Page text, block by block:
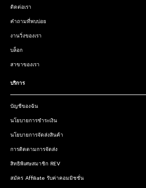
ติดต่อเรา
คำถามที่พบบ่อย
งานวิ่งของเรา
บล็อก
สาขาของเรา
บริการ
บัญชีของฉัน
นโยบายการชำระเงิน
นโยบายการจัดส่งสินค้า
การติดตามการจัดส่ง
สิทธิพิเศษสมาชิก REV
สมัคร Affiliate รับค่าคอมมิชชั่น